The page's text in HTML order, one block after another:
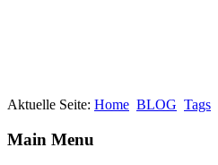
Aktuelle Seite: Home BLOG Tags
Main Menu